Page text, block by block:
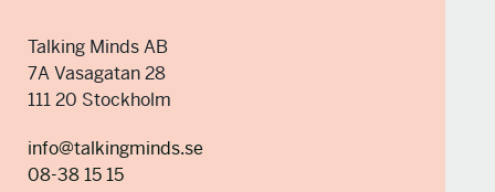
Talking Minds AB
7A Vasagatan 28
111 20 Stockholm
info@talkingminds.se
08-38 15 15